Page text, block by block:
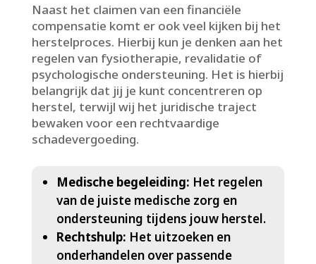
Naast het claimen van een financiële
compensatie komt er ook veel kijken bij het
herstelproces.​ Hierbij kun je denken aan het
regelen van fysiotherapie, revalidatie of
psychologische ondersteuning.​ Het is hierbij
belangrijk dat jij je kunt concentreren op
herstel, terwijl wij het juridische traject
bewaken voor een rechtvaardige
schadevergoeding.​
Medische begeleiding: Het regelen
van de juiste medische zorg en
ondersteuning tijdens jouw herstel.​
Rechtshulp: Het uitzoeken en
onderhandelen over passende